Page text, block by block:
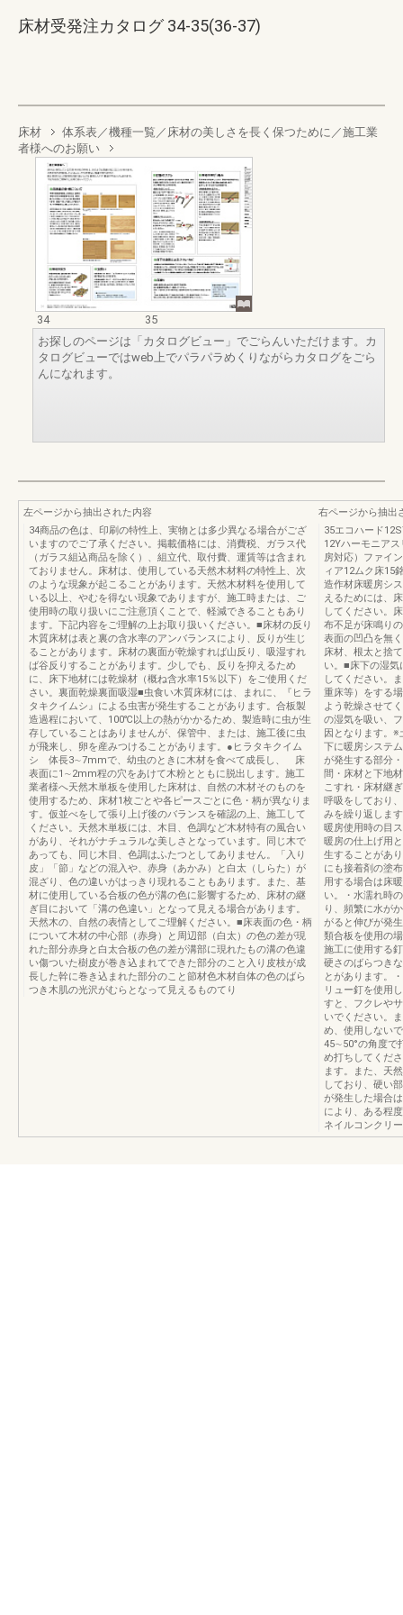
床材受発注カタログ 34-35(36-37)
床材
体系表／機種一覧／床材の美しさを長く保つために／施工業
者様へのお願い
34
35
お探しのページは「カタログビュー」でごらんいただけます。カ
タログビューではweb上でパラパラめくりながらカタログをごら
んになれます。
左ページから抽出された内容
34商品の色は、印刷の特性上、実物とは多少異なる場合がござ
いますのでご了承ください。掲載価格には、消費税、ガラス代
（ガラス組込商品を除く）、組立代、取付費、運賃等は含まれ
ておりません。床材は、使用している天然木材料の特性上、次
のような現象が起こることがあります。天然木材料を使用して
いる以上、やむを得ない現象でありますが、施工時または、ご
使用時の取り扱いにご注意頂くことで、軽減できることもあり
ます。下記内容をご理解の上お取り扱いください。■床材の反り
木質床材は表と裏の含水率のアンバランスにより、反りが生じ
ることがあります。床材の裏面が乾燥すれば山反り、吸湿すれ
ば谷反りすることがあります。少しでも、反りを抑えるため
に、床下地材には乾燥材（概ね含水率15％以下）をご使用くだ
さい。裏面乾燥裏面吸湿■虫食い木質床材には、まれに、『ヒラ
タキクイムシ』による虫害が発生することがあります。合板製
造過程において、100℃以上の熱がかかるため、製造時に虫が生
存していることはありませんが、保管中、または、施工後に虫
が飛来し、卵を産みつけることがあります。●ヒラタキクイム
シ 体長3∼7mmで、幼虫のときに木材を食べて成長し、 床
表面に1∼2mm程の穴をあけて木粉とともに脱出します。施工
業者様へ天然木単板を使用した床材は、自然の木材そのものを
使用するため、床材1枚ごとや各ピースごとに色・柄が異なりま
す。仮並べをして張り上げ後のバランスを確認の上、施工して
ください。天然木単板には、木目、色調など木材特有の風合い
があり、それがナチュラルな美しさとなっています。同じ木で
あっても、同じ木目、色調はふたつとしてありません。「入り
皮」「節」などの混入や、赤身（あかみ）と白太（しらた）が
混ざり、色の違いがはっきり現れることもあります。また、基
材に使用している合板の色が溝の色に影響するため、床材の継
ぎ目において「溝の色違い」となって見える場合があります。
天然木の、自然の表情としてご理解ください。■床表面の色・柄
について木材の中心部（赤身）と周辺部（白太）の色の差が現
れた部分赤身と白太合板の色の差が溝部に現れたもの溝の色違
い傷ついた樹皮が巻き込まれてできた部分のこと入り皮枝が成
長した幹に巻き込まれた部分のこと節材色木材自体の色のばら
つき木肌の光沢がむらとなって見えるものてり
右ページから抽出
35エコハード
12Yハーモニア
房対応）ファイ
ィア12ムク床15
造作材床暖房シ
えるためには、
してください。
布不足が床鳴り
表面の凹凸を無
床材、根太と捨
い。■床下の湿気
してください。
重床等）をする
よう乾燥させて
の湿気を吸い、
因となります。※
下に暖房システ
が発生する部分
間・床材と下地
こすれ・床材継
呼吸をしており
みを繰り返しま
暖房使用時の目
暖房の仕上げ用
生することがあ
にも接着剤の塗
用する場合は床
い。・水濡れ時
り、頻繁に水が
がると伸びが発
類合板を使用の
施工に使用する
硬さのばらつき
とがあります。
リュー釘を使用
すと、フクレや
いでください。
め、使用しない
45∼50°の角度で
め打ちしてくだ
ます。また、天
しており、硬い
が発生した場合
により、ある程
ネイルコンクリ